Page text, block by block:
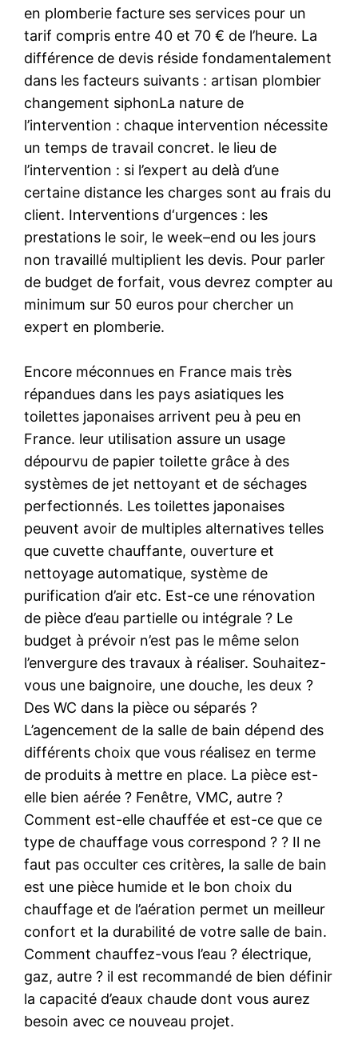
en plomberie facture ses services pour un
tarif compris entre 40 et 70 € de l’heure. La
différence de devis réside fondamentalement
dans les facteurs suivants : artisan plombier
changement siphonLa nature de
l’intervention : chaque intervention nécessite
un temps de travail concret. le lieu de
l’intervention : si l’expert au delà d’une
certaine distance les charges sont au frais du
client. Interventions d‘urgences : les
prestations le soir, le week–end ou les jours
non travaillé multiplient les devis. Pour parler
de budget de forfait, vous devrez compter au
minimum sur 50 euros pour chercher un
expert en plomberie.
Encore méconnues en France mais très
répandues dans les pays asiatiques les
toilettes japonaises arrivent peu à peu en
France. leur utilisation assure un usage
dépourvu de papier toilette grâce à des
systèmes de jet nettoyant et de séchages
perfectionnés. Les toilettes japonaises
peuvent avoir de multiples alternatives telles
que cuvette chauffante, ouverture et
nettoyage automatique, système de
purification d’air etc. Est-ce une rénovation
de pièce d’eau partielle ou intégrale ? Le
budget à prévoir n’est pas le même selon
l’envergure des travaux à réaliser. Souhaitez-
vous une baignoire, une douche, les deux ?
Des WC dans la pièce ou séparés ?
L’agencement de la salle de bain dépend des
différents choix que vous réalisez en terme
de produits à mettre en place. La pièce est-
elle bien aérée ? Fenêtre, VMC, autre ?
Comment est-elle chauffée et est-ce que ce
type de chauffage vous correspond ? ? Il ne
faut pas occulter ces critères, la salle de bain
est une pièce humide et le bon choix du
chauffage et de l’aération permet un meilleur
confort et la durabilité de votre salle de bain.
Comment chauffez-vous l’eau ? électrique,
gaz, autre ? il est recommandé de bien définir
la capacité d’eaux chaude dont vous aurez
besoin avec ce nouveau projet.